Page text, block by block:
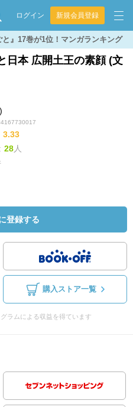
ログイン 新規会員登録
』17巻が1位！マンガランキング
日本 広開土王の素顔 (文
3.33
28人
登録する
購入ストア一覧
ラムによる収益を得ています